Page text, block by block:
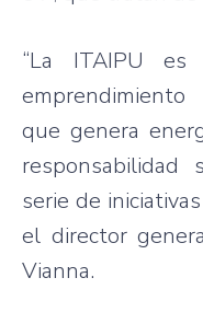
“La ITAIPU
que genera
responsabilidad
serie de
el director
Vianna.